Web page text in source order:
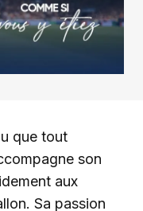
que tout
son
aux
Sa passion